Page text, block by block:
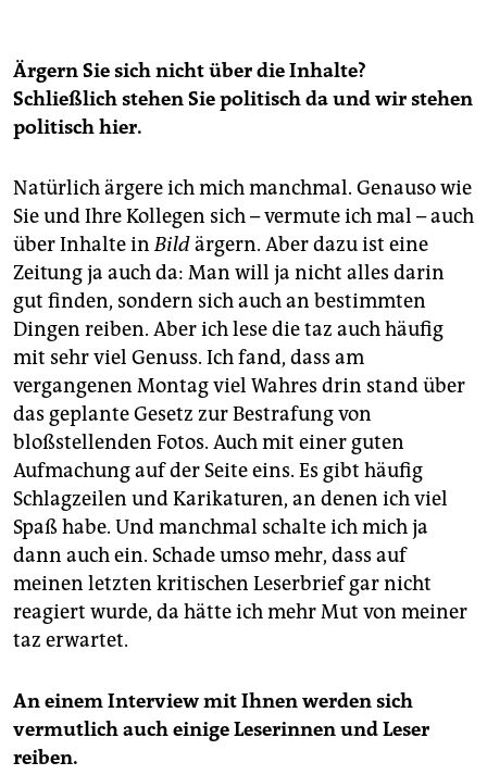
Ärgern Sie sich nicht über die Inhalte?
Schließlich stehen Sie politisch da und wir stehen
politisch hier.
Natürlich ärgere ich mich manchmal. Genauso wie
Sie und Ihre Kollegen sich – vermute ich mal – auch
über Inhalte inBildärgern. Aber dazu ist eine
Zeitung ja auch da: Man will ja nicht alles darin
gut finden, sondern sich auch an bestimmten
Dingen reiben. Aber ich lese die taz auch häufig
mit sehr viel Genuss. Ich fand, dass am
vergangenen Montag viel Wahres drin stand über
das geplante Gesetz zur Bestrafung von
bloßstellenden Fotos. Auch mit einer guten
Aufmachung auf der Seite eins. Es gibt häufig
Schlagzeilen und Karikaturen, an denen ich viel
Spaß habe. Und manchmal schalte ich mich ja
dann auch ein. Schade umso mehr, dass auf
meinen letzten kritischen Leserbrief gar nicht
reagiert wurde, da hätte ich mehr Mut von meiner
taz erwartet.
An einem Interview mit Ihnen werden sich
vermutlich auch einige Leserinnen und Leser
reiben.